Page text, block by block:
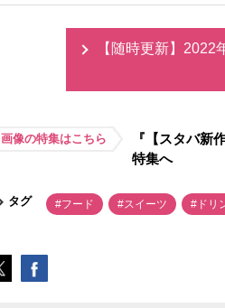
【随時更新】
画像の特集はこちら
『【スタバ新
特集へ
タグ #フード #スイーツ #ドリ